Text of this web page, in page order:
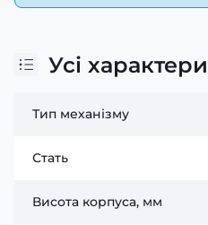
Усі
Тип механізму
Стать
Висота корпуса, мм